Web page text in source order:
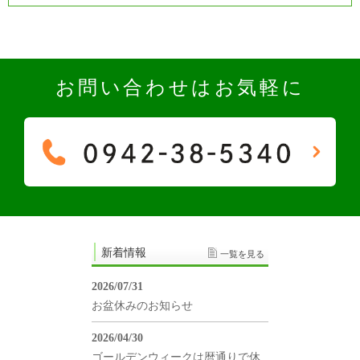
お問い合わせはお気軽に
新着情報 一覧を見る
2026/07/31
お盆休みのお知らせ
2026/04/30
ゴールデンウィークは暦通りで休